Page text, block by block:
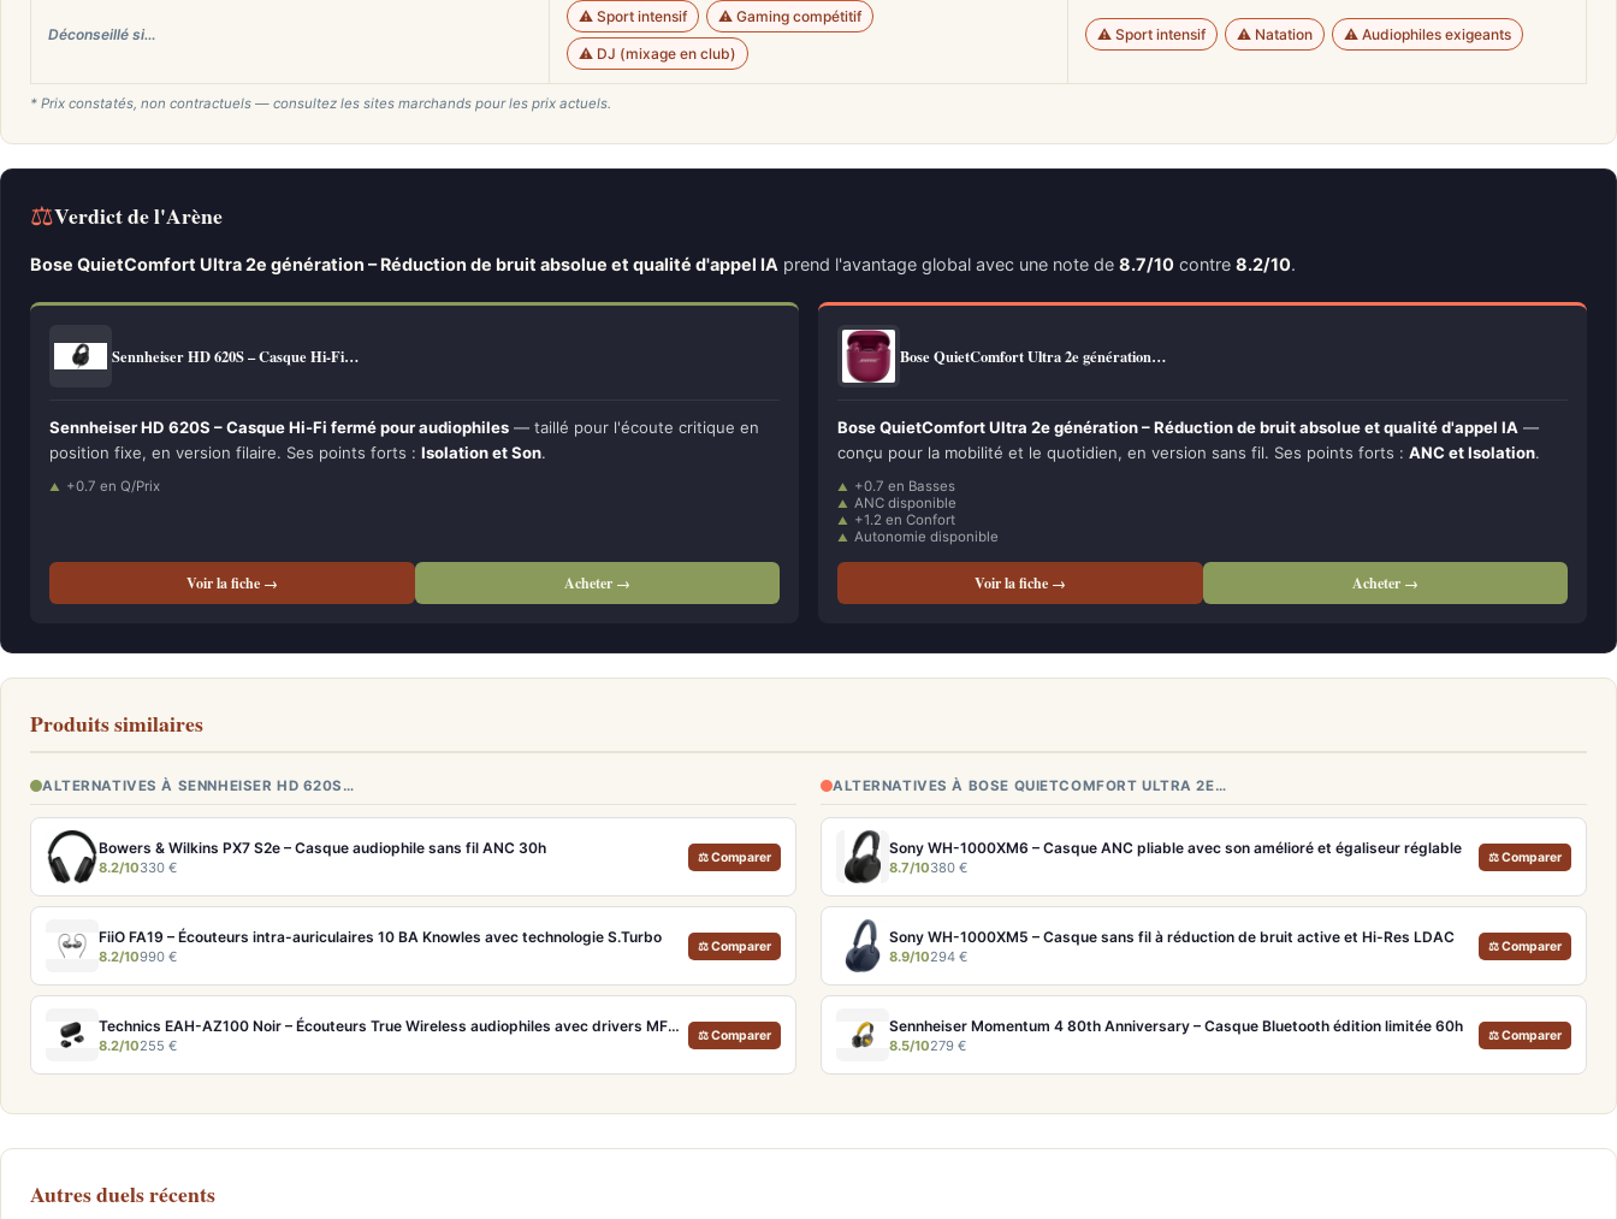
Déconseillé si…
⚠️ Sport intensif ⚠️ Gaming compétitif
⚠️ DJ (mixage en club)
⚠️ Sport intensif ⚠️ Natation ⚠️ Audiophiles exigeants
* Prix constatés, non contractuels — consultez les sites marchands pour les prix actuels.
⚖Verdict de l'Arène
Bose QuietComfort Ultra 2e génération – Réduction de bruit absolue et qualité d'appel IA prend l'avantage global avec une note de 8.7/10 contre 8.2/10.
Sennheiser HD 620S – Casque Hi-Fi…
Sennheiser HD 620S – Casque Hi-Fi fermé pour audiophiles — taillé pour l'écoute critique en
position fixe, en version filaire. Ses points forts : Isolation et Son.
+0.7 en Q/Prix
Voir la fiche → Acheter →
Bose QuietComfort Ultra 2e génération…
Bose QuietComfort Ultra 2e génération – Réduction de bruit absolue et qualité d'appel IA —
conçu pour la mobilité et le quotidien, en version sans fil. Ses points forts : ANC et Isolation.
+0.7 en Basses
ANC disponible
+1.2 en Confort
Autonomie disponible
Voir la fiche → Acheter →
Produits similaires
ALTERNATIVES À SENNHEISER HD 620S…
Bowers & Wilkins PX7 S2e – Casque audiophile sans fil ANC 30h
8.2/10330 €
⚖ Comparer
FiiO FA19 – Écouteurs intra-auriculaires 10 BA Knowles avec technologie S.Turbo
8.2/10990 €
⚖ Comparer
Technics EAH-AZ100 Noir – Écouteurs True Wireless audiophiles avec drivers MFD et autonomie 29h
8.2/10255 €
⚖ Comparer
ALTERNATIVES À BOSE QUIETCOMFORT ULTRA 2E…
Sony WH-1000XM6 – Casque ANC pliable avec son amélioré et égaliseur réglable
8.7/10380 €
⚖ Comparer
Sony WH-1000XM5 – Casque sans fil à réduction de bruit active et Hi-Res LDAC
8.9/10294 €
⚖ Comparer
Sennheiser Momentum 4 80th Anniversary – Casque Bluetooth édition limitée 60h
8.5/10279 €
⚖ Comparer
Autres duels récents